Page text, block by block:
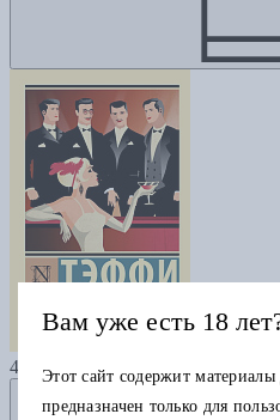
430
Добавить в
Вам уже есть 18
Этот сайт содержит
предназначен только для